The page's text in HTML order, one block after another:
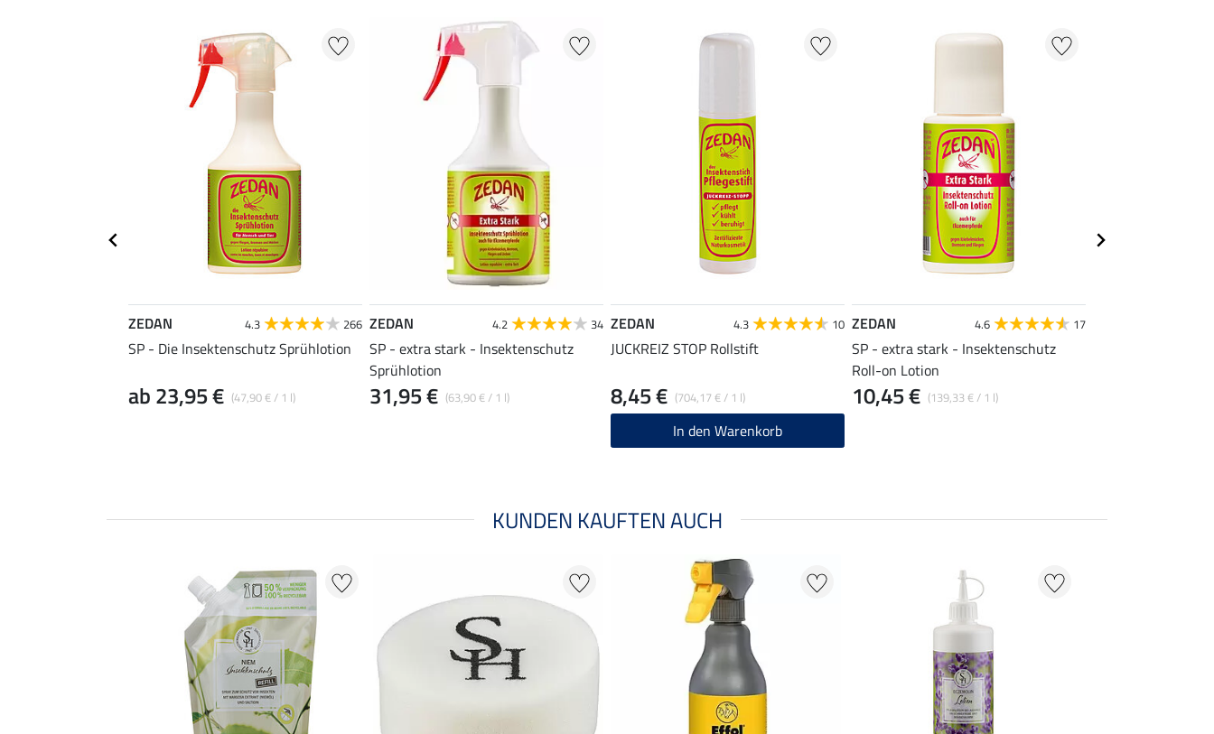
ZEDAN 4.3 266
SP - Die Insektenschutz Sprühlotion
(47,90 € / 1 l)
ab 23,95 €
ZEDAN 4.2 34
SP - extra stark - Insektenschutz
Sprühlotion
(63,90 € / 1 l)
31,95 €
ZEDAN 4.3 10
JUCKREIZ STOP Rollstift
(704,17 € / 1 l)
8,45 €
In den Warenkorb
ZEDAN 4.6 17
SP - extra stark - Insektenschutz
Roll-on Lotion
(139,33 € / 1 l)
10,45 €
KUNDEN KAUFTEN AUCH